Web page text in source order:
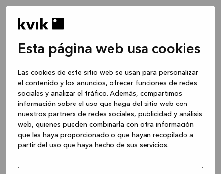
Esta página web usa cookies
Las cookies de este sitio web se usan para personalizar
el contenido y los anuncios, ofrecer funciones de redes
sociales y analizar el tráfico. Además, compartimos
información sobre el uso que haga del sitio web con
nuestros partners de redes sociales, publicidad y análisis
web, quienes pueden combinarla con otra información
que les haya proporcionado o que hayan recopilado a
partir del uso que haya hecho de sus servicios.